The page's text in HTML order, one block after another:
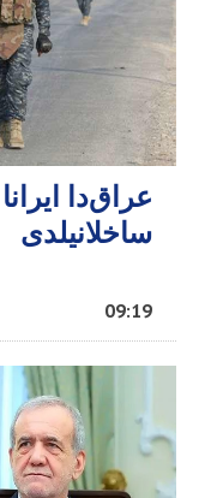
عراق‌دا
ساخلانیلدی
09:19